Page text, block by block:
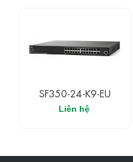
SF350-24-K9-EU
Liên hệ